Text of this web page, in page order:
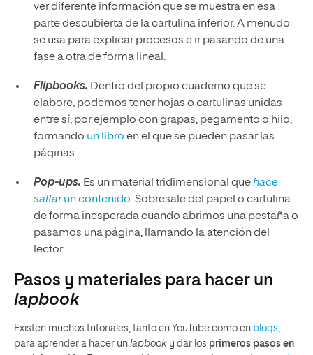
ver diferente información que se muestra en esa
parte descubierta de la cartulina inferior. A menudo
se usa para explicar procesos e ir pasando de una
fase a otra de forma lineal.
Flipbooks. Dentro del propio cuaderno que se
elabore, podemos tener hojas o cartulinas unidas
entre sí, por ejemplo con grapas, pegamento o hilo,
formando un libro en el que se pueden pasar las
páginas.
Pop-ups. Es un material tridimensional quehace
saltarun contenido. Sobresale del papel o cartulina
de forma inesperada cuando abrimos una pestaña o
pasamos una página, llamando la atención del
lector.
Pasos y materiales para hacer un
lapbook
Existen muchos tutoriales, tanto en YouTube como en blogs,
para aprender a hacer un lapbook y dar los primeros pasos en